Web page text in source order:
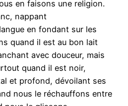
en faisons une religion.
nappant
en fondant sur les
quand il est au bon lait
avec douceur, mais
quand il est noir,
et profond, dévoilant ses
nous le réchauffons entre